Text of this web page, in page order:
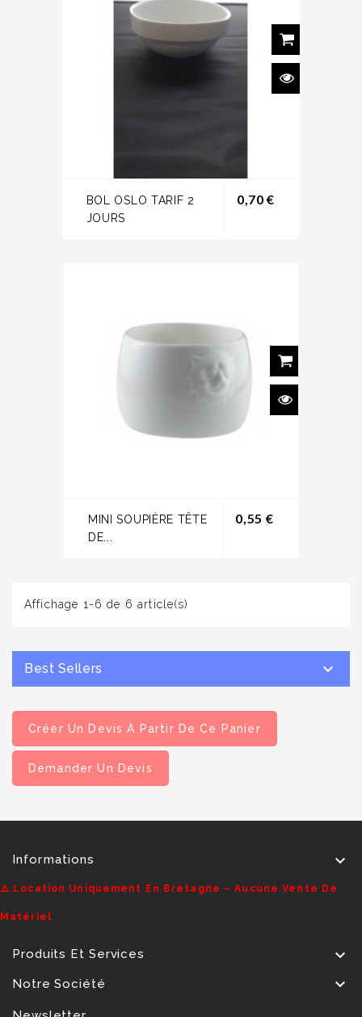
BOL OSLO TARIF 2
JOURS
0,70 €
MINI SOUPIÈRE TÊTE
DE...
0,55 €Prix
Affichage 1-6 de 6 article(s)
Best Sellers 
Créer Un Devis À Partir De Ce Panier
Demander Un Devis
Informations 
⚠️ Location Uniquement En Bretagne – Aucune Vente De
Matériel
Produits Et Services 
Notre Société 